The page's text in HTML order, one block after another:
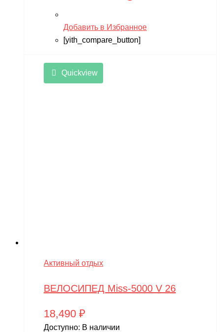
Добавить в Избранное
[yith_compare_button]
Quickview
Активный отдых
ВЕЛОСИПЕД Miss-5000 V 26
18,490 ₽
Доступно: В наличии